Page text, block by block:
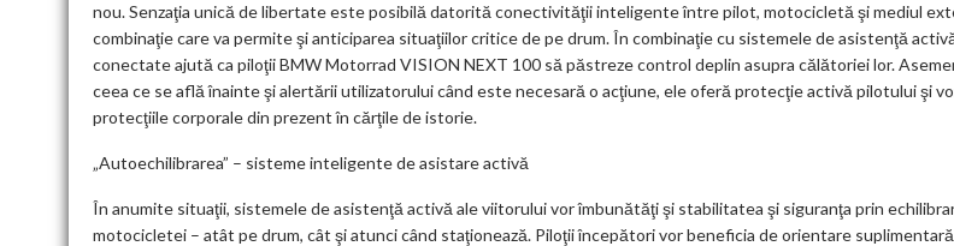
nou. Senzaţia unică de libertate este posibilă datorită conectivităţii inteligente între pilot, motocicletă şi mediul
combinaţie care va permite şi anticiparea situaţiilor critice de pe drum. În combinaţie cu sistemele de asistenţă
conectate ajută ca piloţii BMW Motorrad VISION NEXT 100 să păstreze control deplin asupra călătoriei lor.
ceea ce se află înainte şi alertării utilizatorului când este necesară o acţiune, ele oferă protecţie activă pilotului şi
protecţiile corporale din prezent în cărţile de istorie.
„Autoechilibrarea” – sisteme inteligente de asistare activă
În anumite situaţii, sistemele de asistenţă activă ale viitorului vor îmbunătăţi şi stabilitatea şi siguranţa prin
motocicletei – atât pe drum, cât şi atunci când staţionează. Piloţii începători vor beneficia de orientare